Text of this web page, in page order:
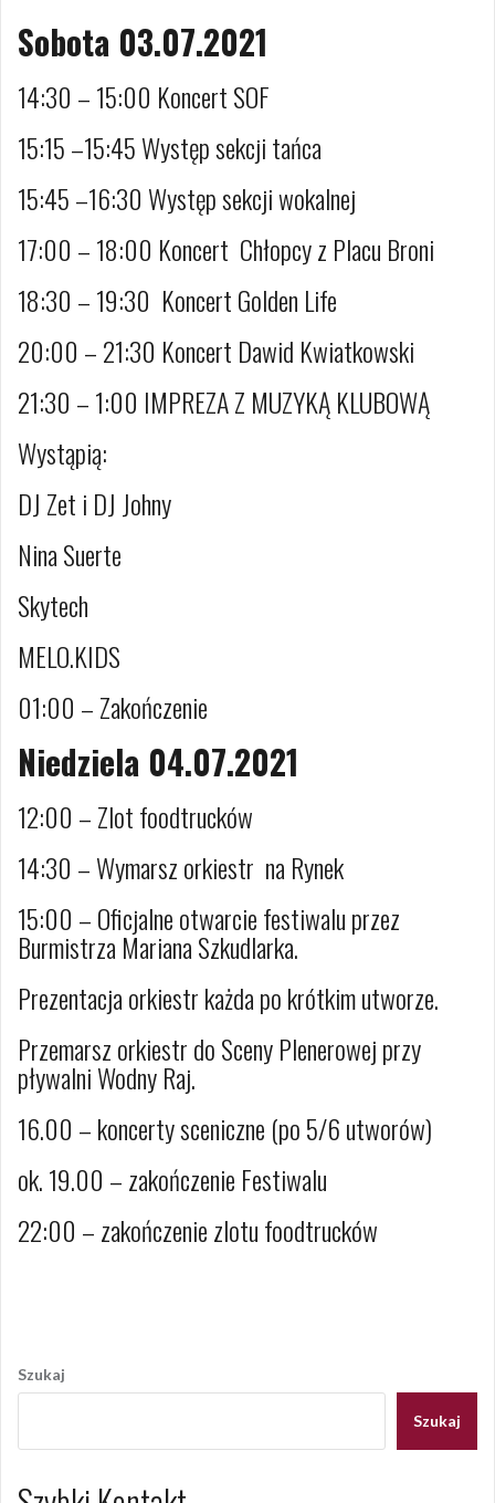
Sobota 03.07.2021
14:30 – 15:00 Koncert SOF
15:15 –15:45 Występ sekcji tańca
15:45 –16:30 Występ sekcji wokalnej
17:00 – 18:00 Koncert Chłopcy z Placu Broni
18:30 – 19:30 Koncert Golden Life
20:00 – 21:30 Koncert Dawid Kwiatkowski
21:30 – 1:00 IMPREZA Z MUZYKĄ KLUBOWĄ
Wystąpią:
DJ Zet i DJ Johny
Nina Suerte
Skytech
MELO.KIDS
01:00 – Zakończenie
Niedziela 04.07.2021
12:00 – Zlot foodtrucków
14:30 – Wymarsz orkiestr na Rynek
15:00 – Oficjalne otwarcie festiwalu przez
Burmistrza Mariana Szkudlarka.
Prezentacja orkiestr każda po krótkim utworze.
Przemarsz orkiestr do Sceny Plenerowej przy
pływalni Wodny Raj.
16.00 – koncerty sceniczne (po 5/6 utworów)
ok. 19.00 – zakończenie Festiwalu
22:00 – zakończenie zlotu foodtrucków
wpisu
Szukaj
Szukaj